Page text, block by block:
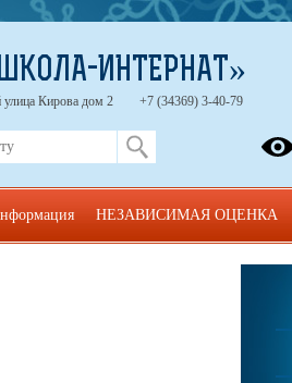
ИНТЕРНАТ»
улица Кирова дом 2 +7 (34369) 3-40-79
НЕЗАВИСИМАЯ ОЦЕНКА